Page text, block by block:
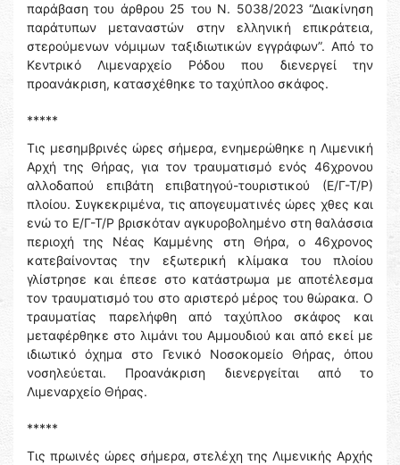
παράβαση του άρθρου 25 του Ν. 5038/2023 “Διακίνηση
παράτυπων μεταναστών στην ελληνική επικράτεια,
στερούμενων νόμιμων ταξιδιωτικών εγγράφων”. Από το
Κεντρικό Λιμεναρχείο Ρόδου που διενεργεί την
προανάκριση, κατασχέθηκε το ταχύπλοο σκάφος.
*****
Τις μεσημβρινές ώρες σήμερα, ενημερώθηκε η Λιμενική
Αρχή της Θήρας, για τον τραυματισμό ενός 46χρονου
αλλοδαπού επιβάτη επιβατηγού-τουριστικού (Ε/Γ-Τ/Ρ)
πλοίου. Συγκεκριμένα, τις απογευματινές ώρες χθες και
ενώ το Ε/Γ-Τ/Ρ βρισκόταν αγκυροβολημένο στη θαλάσσια
περιοχή της Νέας Καμμένης στη Θήρα, ο 46χρονος
κατεβαίνοντας την εξωτερική κλίμακα του πλοίου
γλίστρησε και έπεσε στο κατάστρωμα με αποτέλεσμα
τον τραυματισμό του στο αριστερό μέρος του θώρακα. Ο
τραυματίας παρελήφθη από ταχύπλοο σκάφος και
μεταφέρθηκε στο λιμάνι του Αμμουδιού και από εκεί με
ιδιωτικό όχημα στο Γενικό Νοσοκομείο Θήρας, όπου
νοσηλεύεται. Προανάκριση διενεργείται από το
Λιμεναρχείο Θήρας.
*****
Τις πρωινές ώρες σήμερα, στελέχη της Λιμενικής Αρχής